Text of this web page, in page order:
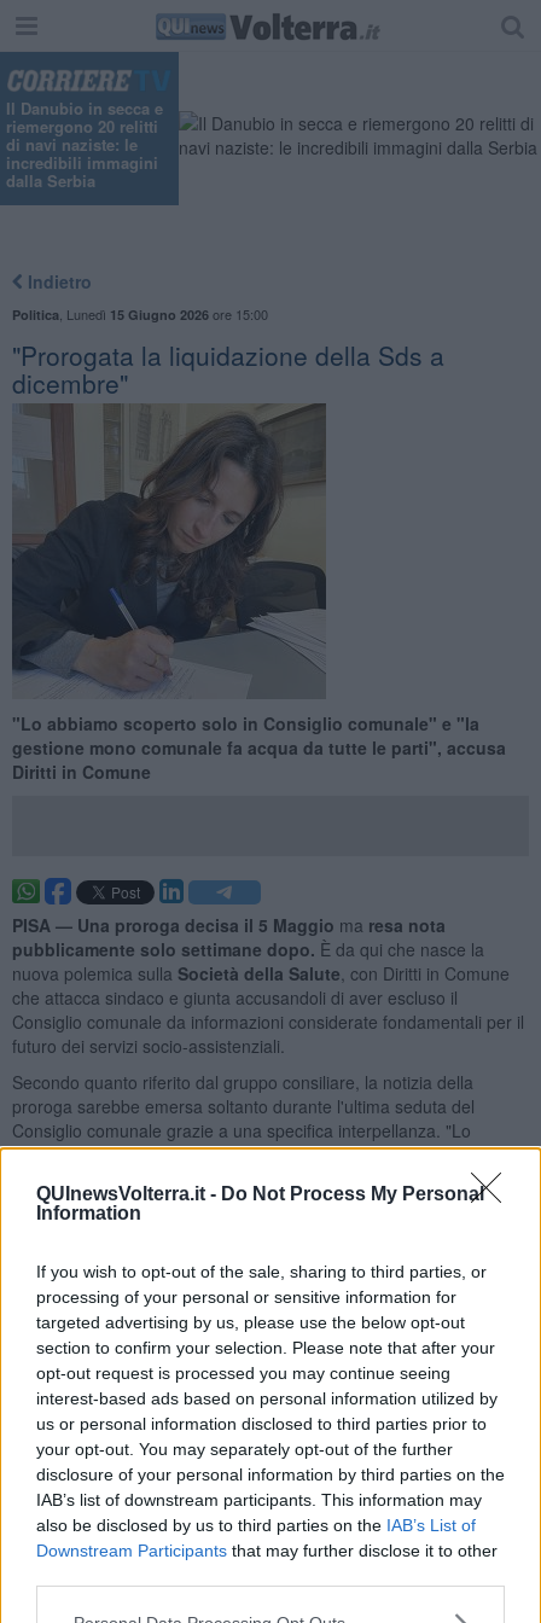
QUInewsVolterra.it - Do Not Process My Personal
Information
If you wish to opt-out of the sale, sharing to third parties, or
processing of your personal or sensitive information for
targeted advertising by us, please use the below opt-out
section to confirm your selection. Please note that after your
opt-out request is processed you may continue seeing
interest-based ads based on personal information utilized by
us or personal information disclosed to third parties prior to
your opt-out. You may separately opt-out of the further
disclosure of your personal information by third parties on the
IAB’s list of downstream participants. This information may
also be disclosed by us to third parties on the IAB’s List of
Downstream Participants that may further disclose it to other
Il Danubio in secca e
riemergono 20 relitti
di navi naziste: le
incredibili immagini
dalla Serbia
Indietro
Politica Lunedì 15 Giugno 2026ore 15:00
"Prorogata la liquidazione della Sds a
dicembre"
"Lo abbiamo scoperto solo in Consiglio comunale" e "la
gestione mono comunale fa acqua da tutte le parti", accusa
Diritti in Comune
PISA — Una proroga decisa il 5 Maggio ma resa nota
pubblicamente solo settimane dopo. È da qui che nasce la
nuova polemica sulla Società della Salute , con Diritti in Comune
che attacca sindaco e giunta accusandoli di aver escluso il
Consiglio comunale da informazioni considerate fondamentali per il
futuro dei servizi socio-assistenziali.
Secondo quanto riferito dal gruppo consiliare, la notizia della
proroga sarebbe emersa soltanto durante l'ultima seduta del
Consiglio comunale grazie a una specifica interpellanza. "Lo
scioglimento della Società della Salute è stato prorogato dal 31
luglio 2026 al 31 dicembre di questo anno. E' questa ciò che
abbiamo scoperto nel corso dell'ultimo consiglio comunale grazie
ad una nostra interpellanza", afferma
Nel comunicato viene contestato il comportamento dell'assessora
Gianna Gambaccini Bonanno e del sindaco, accusati di non aver
informato tempestivamente il Consiglio comunale della decisione
assunta dalla Conferenza zonale integrata il 5 Maggio scorso.
Stigmatizziamo con forza la condotta del Sindaco e
dell'Assessora: non fornendo per tempo informazioni così
essenziali a consiglieri, consigliere e alla Commissione, si
impedisce il corretto svolgimento delle loro funzioni. Non si tratta
solo di un'evidente scorrettezza istituzionale, ma di una gravissima
Contini evidenzia inoltre come sul sito internet del Comune le